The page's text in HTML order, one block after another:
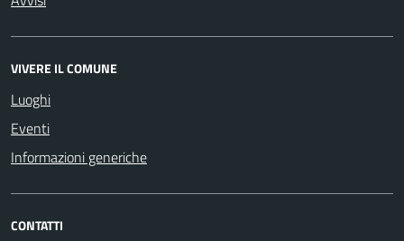
VIVERE IL COMUNE
Luoghi
Eventi
Informazioni generiche
CONTATTI